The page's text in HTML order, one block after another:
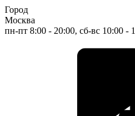
Город
Москва
пн-пт 8:00 - 20:00, сб-вс 10:00 -